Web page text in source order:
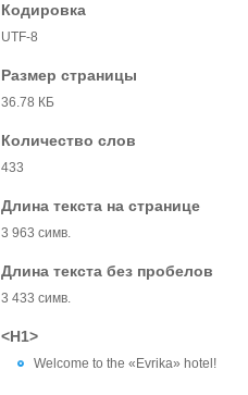
Кодировка
UTF-8
Размер страницы
36.78 КБ
Количество слов
433
Длина текста на странице
3 963 симв.
Длина текста без пробелов
3 433 симв.
<H1>
Welcome to the «Evrika» hotel!